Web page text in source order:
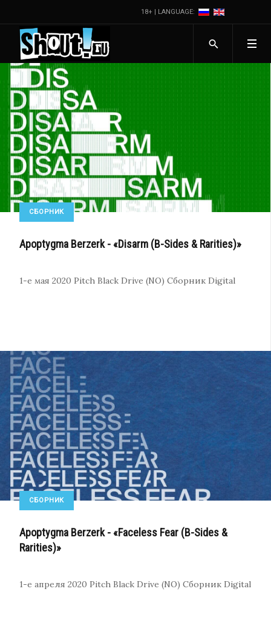
18+ | LANGUAGE:
СБОРНИК
Apoptygma Berzerk - «Disarm (B-Sides & Rarities)»
1-е мая 2020 Pitch Black Drive (NO) Сборник Digital
СБОРНИК
Apoptygma Berzerk - «Faceless Fear (B-Sides &
Rarities)»
1-е апреля 2020 Pitch Black Drive (NO) Сборник Digital